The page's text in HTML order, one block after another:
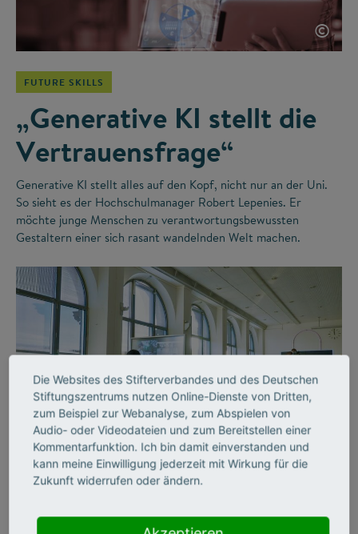
©
FUTURE SKILLS
„Generative KI stellt die
Vertrauensfrage“
Generative KI stellt alles auf den Kopf, nicht nur an der Uni.
So sieht es der Hochschulmanager Robert Lepenies. Er
möchte junge Menschen zu verantwortungsbewussten
Gestaltern einer sich rasant wandelnden Welt machen.
FUTURE SKILLS LERNORTE
Raumlabore –
Die Websites des Stifterverbandes und des Deutschen
Stiftungszentrums nutzen Online-Dienste von Dritten,
zum Beispiel zur Webanalyse, zum Abspielen von
Audio- oder Videodateien und zum Bereitstellen einer
Kommentarfunktion. Ich bin damit einverstanden und
kann meine Einwilligung jederzeit mit Wirkung für die
Zukunft widerrufen oder ändern.